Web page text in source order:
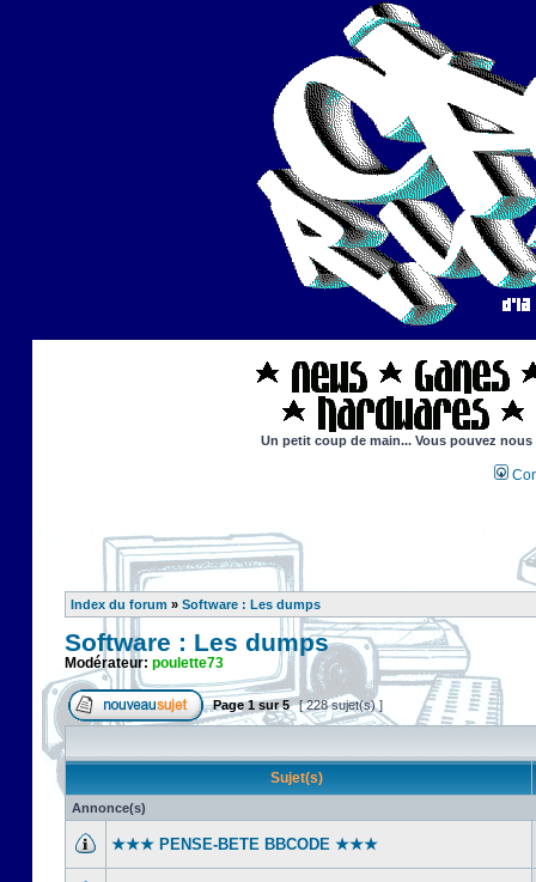
Un petit coup de main... Vous pouvez
Index du forum » Software : Les dumps
Software : Les dumps
Modérateur: poulette73
Page1sur5 [ 228 sujet(s) ]
Sujet(s)
Annonce(s)
★★★ PENSE-BETE BBCODE ★★★